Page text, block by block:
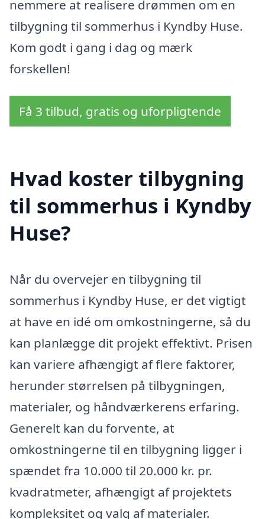
nemmere at realisere drømmen om en
tilbygning til sommerhus i Kyndby Huse.
Kom godt i gang i dag og mærk
forskellen!
Få 3 tilbud, gratis og uforpligtende
Hvad koster tilbygning
til sommerhus i Kyndby
Huse?
Når du overvejer en tilbygning til
sommerhus i Kyndby Huse, er det vigtigt
at have en idé om omkostningerne, så du
kan planlægge dit projekt effektivt. Prisen
kan variere afhængigt af flere faktorer,
herunder størrelsen på tilbygningen,
materialer, og håndværkerens erfaring.
Generelt kan du forvente, at
omkostningerne til en tilbygning ligger i
spændet fra 10.000 til 20.000 kr. pr.
kvadratmeter, afhængigt af projektets
kompleksitet og valg af materialer.